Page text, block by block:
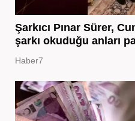
Şarkıcı Pınar Sürer,
şarkı okuduğu anları
Haber7